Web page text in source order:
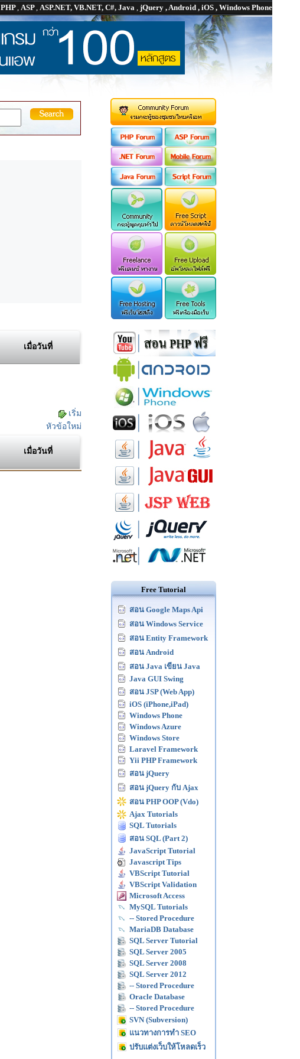
PHP, ASP, ASP.NET, VB.NET, C#, Java , jQuery , Android , iOS , Windows Phone
เมื่อวันที่
เริ่ม
หัวข้อใหม่
เมื่อวันที่
Free Tutorial
สอน Google Maps Api
สอน Windows Service
สอน Entity Framework
สอน Android
สอน Java เขียน Java
Java GUI Swing
สอน JSP (Web App)
iOS (iPhone,iPad)
Windows Phone
Windows Azure
Windows Store
Laravel Framework
Yii PHP Framework
สอน jQuery
สอน jQuery กับ Ajax
สอน PHP OOP (Vdo)
Ajax Tutorials
SQL Tutorials
สอน SQL (Part 2)
JavaScript Tutorial
Javascript Tips
VBScript Tutorial
VBScript Validation
Microsoft Access
MySQL Tutorials
-- Stored Procedure
MariaDB Database
SQL Server Tutorial
SQL Server 2005
SQL Server 2008
SQL Server 2012
-- Stored Procedure
Oracle Database
-- Stored Procedure
SVN (Subversion)
แนวทางการทำ SEO
ปรับแต่งเว็บให้โหลดเร็ว